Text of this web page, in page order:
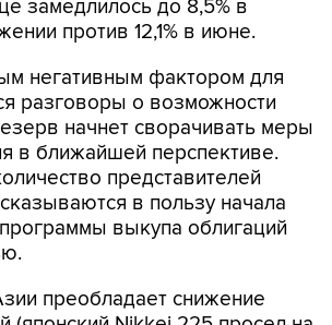
негативным фактором для
начнет сворачивать меры
в ближайшей перспективе.
представителей
в пользу начала
выкупа облигаций
преобладает снижение
Shanghai Composite - на 2,1%,